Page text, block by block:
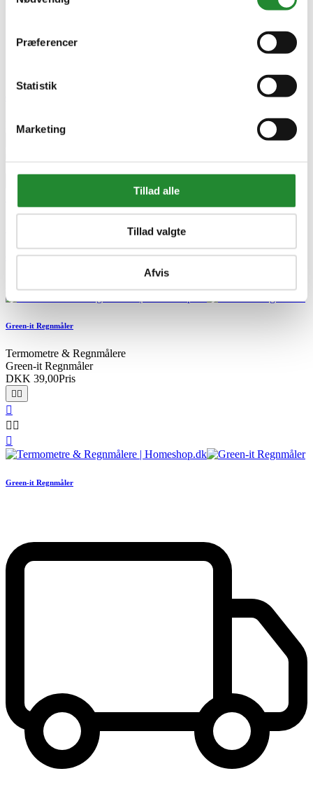
Præferencer
Statistik
Marketing
Tillad alle
Tillad valgte
Afvis
DKK 39,00

Green-it Regnmåler
Green-it Regnmåler
Termometre & Regnmålere
Green-it Regnmåler
DKK 39,00Pris


 

Green-it Regnmåler